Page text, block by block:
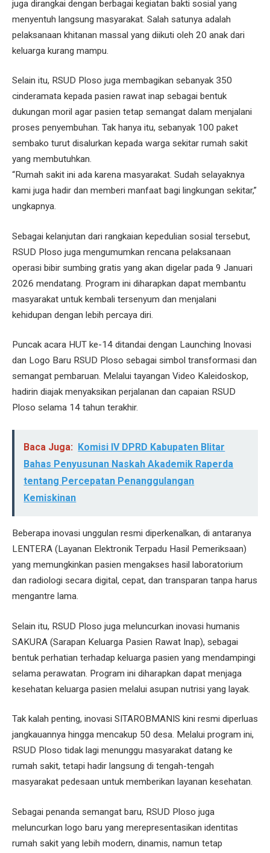
juga dirangkai dengan berbagai kegiatan bakti sosial yang
menyentuh langsung masyarakat. Salah satunya adalah
pelaksanaan khitanan massal yang diikuti oleh 20 anak dari
keluarga kurang mampu.
Selain itu, RSUD Ploso juga membagikan sebanyak 350
cinderamata kepada pasien rawat inap sebagai bentuk
dukungan moril agar pasien tetap semangat dalam menjalani
proses penyembuhan. Tak hanya itu, sebanyak 100 paket
sembako turut disalurkan kepada warga sekitar rumah sakit
yang membutuhkan.
“Rumah sakit ini ada karena masyarakat. Sudah selayaknya
kami juga hadir dan memberi manfaat bagi lingkungan sekitar,”
ungkapnya.
Sebagai kelanjutan dari rangkaian kepedulian sosial tersebut,
RSUD Ploso juga mengumumkan rencana pelaksanaan
operasi bibir sumbing gratis yang akan digelar pada 9 Januari
2026 mendatang. Program ini diharapkan dapat membantu
masyarakat untuk kembali tersenyum dan menjalani
kehidupan dengan lebih percaya diri.
Puncak acara HUT ke-14 ditandai dengan Launching Inovasi
dan Logo Baru RSUD Ploso sebagai simbol transformasi dan
semangat pembaruan. Melalui tayangan Video Kaleidoskop,
hadirin diajak menyaksikan perjalanan dan capaian RSUD
Ploso selama 14 tahun terakhir.
Baca Juga:
Komisi IV DPRD Kabupaten Blitar
Bahas Penyusunan Naskah Akademik Raperda
tentang Percepatan Penanggulangan
Kemiskinan
Beberapa inovasi unggulan resmi diperkenalkan, di antaranya
LENTERA (Layanan Elektronik Terpadu Hasil Pemeriksaan)
yang memungkinkan pasien mengakses hasil laboratorium
dan radiologi secara digital, cepat, dan transparan tanpa harus
mengantre lama.
Selain itu, RSUD Ploso juga meluncurkan inovasi humanis
SAKURA (Sarapan Keluarga Pasien Rawat Inap), sebagai
bentuk perhatian terhadap keluarga pasien yang mendampingi
selama perawatan. Program ini diharapkan dapat menjaga
kesehatan keluarga pasien melalui asupan nutrisi yang layak.
Tak kalah penting, inovasi SITAROBMANIS kini resmi diperluas
jangkauannya hingga mencakup 50 desa. Melalui program ini,
RSUD Ploso tidak lagi menunggu masyarakat datang ke
rumah sakit, tetapi hadir langsung di tengah-tengah
masyarakat pedesaan untuk memberikan layanan kesehatan.
Sebagai penanda semangat baru, RSUD Ploso juga
meluncurkan logo baru yang merepresentasikan identitas
rumah sakit yang lebih modern, dinamis, namun tetap